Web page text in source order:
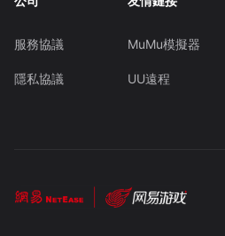
服務協議
隱私協議
MuMu模擬器
UU遠程